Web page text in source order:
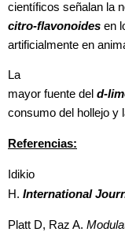
científicos señalan la
citro-flavonoides en
artificialmente en
La
mayor fuente del d-
consumo del hollejo y
Referencias:
Idikio
H. International
Platt D, Raz A.